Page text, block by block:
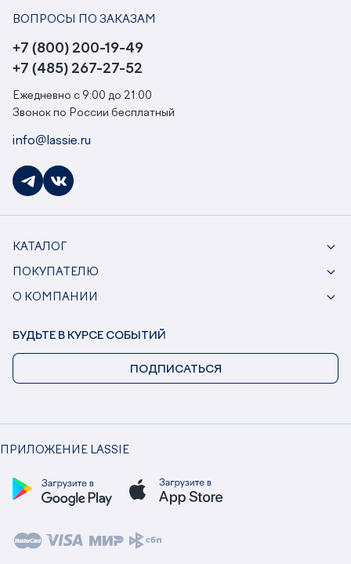
ВОПРОСЫ ПО ЗАКАЗАМ
+7 (800) 200-19-49
+7 (485) 267-27-52
Ежедневно с 9:00 до 21:00
Звонок по России бесплатный
info@lassie.ru
КАТАЛОГ
ПОКУПАТЕЛЮ
О КОМПАНИИ
ПРИЛОЖЕНИЕ LASSIE
БУДЬТЕ В КУРСЕ СОБЫТИЙ
ПОДПИСАТЬСЯ